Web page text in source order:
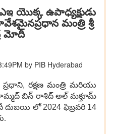
యొక్క ఉపాధ్యక్షుడు
మంత్రి శ్రీ
మోదీ
3:49PM by PIB Hyderabad
ప్రధాని, రక్షణ మంత్రి మరియు
బిన్ రాశిద్ అల్ మక్తూమ్
దుబయి లో2024 ఫిబ్రవరి 14